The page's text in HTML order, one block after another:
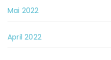
Mai 2022
April 2022